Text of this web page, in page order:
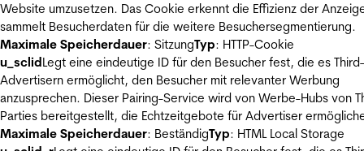
Website umzusetzen. Das Cookie erkennt die Effizienz der
sammelt Besucherdaten für die weitere Besuchersegmentierung.
Maximale Speicherdauer: SitzungTyp: HTTP-Cookie
u_sclidLegt eine eindeutige ID für den Besucher fest, die es
Advertisern ermöglicht, den Besucher mit relevanter Werbung
anzusprechen. Dieser Pairing-Service wird von Werbe-Hubs von
Parties bereitgestellt, die Echtzeitgebote für Advertiser
Maximale Speicherdauer: BeständigTyp: HTML Local Storage